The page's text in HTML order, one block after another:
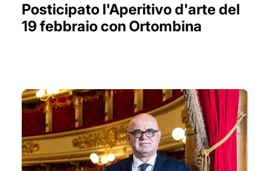
Posticipato l'Aperitivo d'arte del
19 febbraio con Ortombina